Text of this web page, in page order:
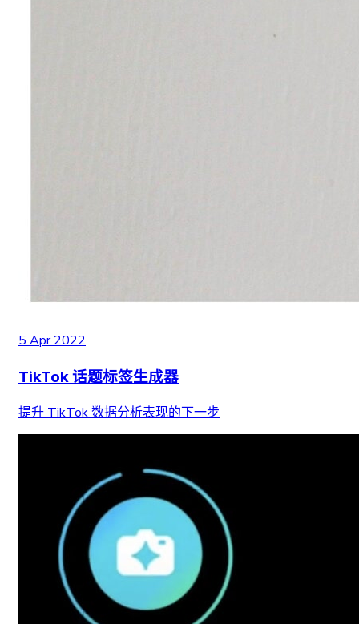
5 Apr 2022
TikTok 话题标签生成器
提升 TikTok 数据分析表现的下一步